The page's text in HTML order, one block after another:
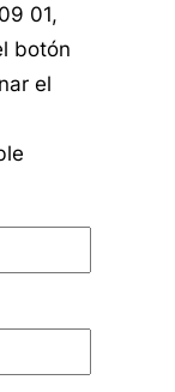
01,
botón
el